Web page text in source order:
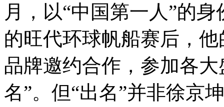
月，以“中国第一人”的
的旺代环球帆船赛后，
品牌邀约合作，参加各
名”。但“出名”并非徐京